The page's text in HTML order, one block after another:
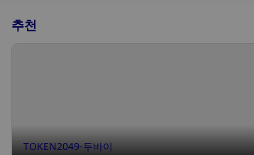
추천
TOKEN2049-두바이